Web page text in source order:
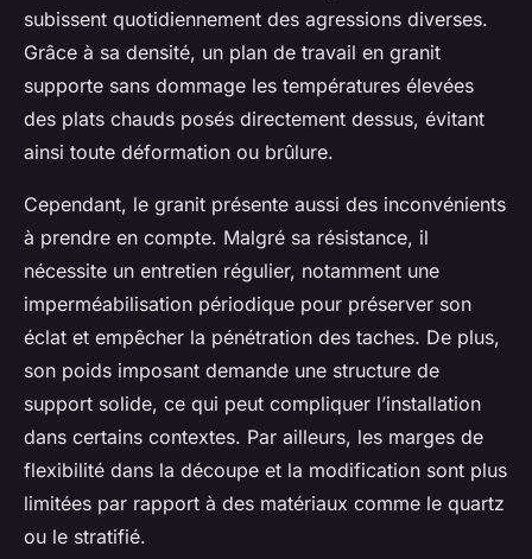
subissent quotidiennement des agressions diverses.
Grâce à sa densité, un plan de travail en granit
supporte sans dommage les températures élevées
des plats chauds posés directement dessus, évitant
ainsi toute déformation ou brûlure.
Cependant, le granit présente aussi des inconvénients
à prendre en compte. Malgré sa résistance, il
nécessite un entretien régulier, notamment une
imperméabilisation périodique pour préserver son
éclat et empêcher la pénétration des taches. De plus,
son poids imposant demande une structure de
support solide, ce qui peut compliquer l’installation
dans certains contextes. Par ailleurs, les marges de
flexibilité dans la découpe et la modification sont plus
limitées par rapport à des matériaux comme le quartz
ou le stratifié.